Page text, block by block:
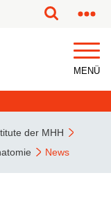
MENÜ
der MHH
News